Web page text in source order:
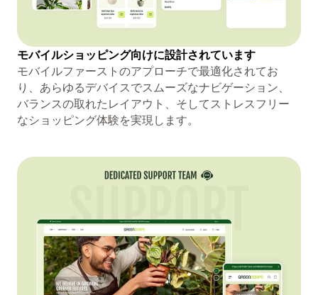
モバイルショッピング向けに設計されています
モバイルファーストのアプローチで最適化されてお
り、あらゆるデバイスでスムーズなナビゲーション、
バランスの取れたレイアウト、そしてストレスフリー
なショッピング体験を実現します。